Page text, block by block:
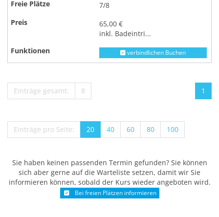
7/8
65,00 €
inkl. Badeintri...
verbindlichen Buchen
1
Einträge gesamt: 8
Einträge pro Seite: 20 40 60 80 100
Sie haben keinen passenden Termin gefunden? Sie können
sich aber gerne auf die Warteliste setzen, damit wir Sie
informieren können, sobald der Kurs wieder angeboten wird.
Bei freien Plätzen informieren